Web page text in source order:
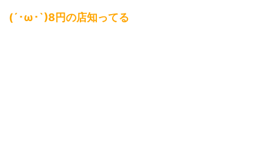
(´･ω･`)8円の店知ってる